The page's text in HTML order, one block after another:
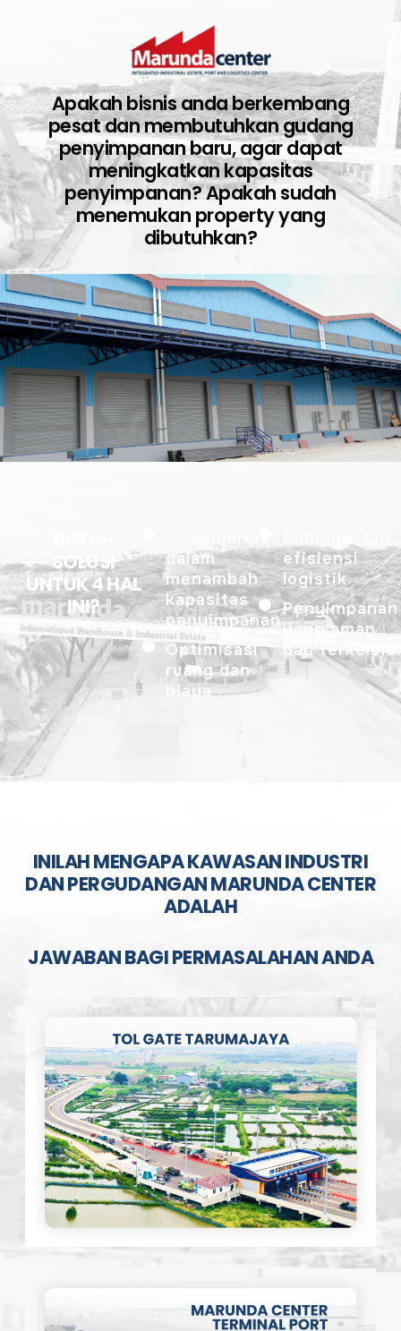
Apakah bisnis anda berkembang
pesat dan membutuhkan gudang
penyimpanan baru, agar dapat
meningkatkan kapasitas
penyimpanan? Apakah sudah
menemukan property yang
dibutuhkan?
SOLUSI
UNTUK 4 HAL
INI?​
dalam
menambah
kapasitas
penyimpanan
Optimisasi
ruang dan
biaya
efisiensi
logistik
Penyimpanan
yang aman
dan terkelola
INILAH MENGAPA KAWASAN INDUSTRI
DAN PERGUDANGAN MARUNDA CENTER
ADALAH
JAWABAN BAGI PERMASALAHAN ANDA